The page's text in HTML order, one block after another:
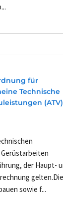
für
Technische
der Haupt-
sowie f...